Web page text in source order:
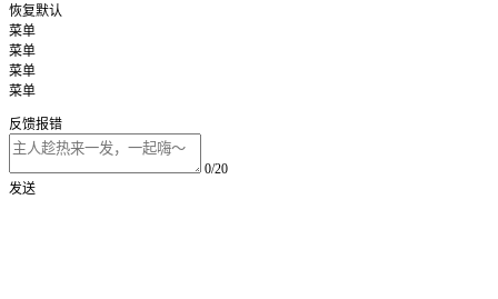
恢复默认
菜单
菜单
菜单
菜单
反馈报错
0/20
发送